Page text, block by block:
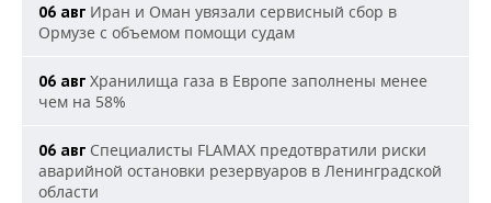
06 авг Иран и Оман увязали сервисный сбор в
Ормузе с объемом помощи судам
06 авг Хранилища газа в Европе заполнены менее
чем на 58%
06 авг Специалисты FLAMAX предотвратили риски
аварийной остановки резервуаров в Ленинградской
области